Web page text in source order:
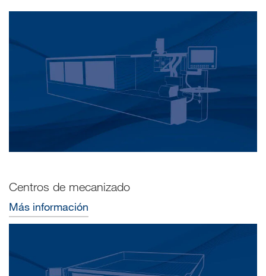
Centros de mecanizado
Más información